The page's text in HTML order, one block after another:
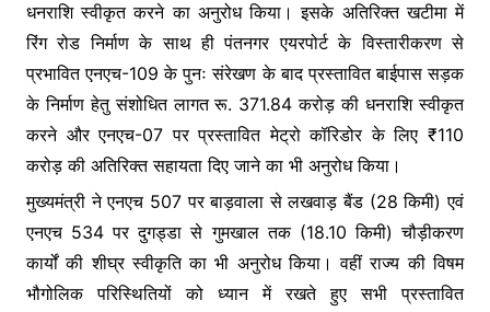
धनराशि स्वीकृत करने का अनुरोध किया। इसके अतिरिक्त खटीमा में
रिंग रोड निर्माण के साथ ही पंतनगर एयरपोर्ट के विस्तारीकरण से
प्रभावित एनएच-109 के पुनः संरेखण के बाद प्रस्तावित बाईपास सड़क
के निर्माण हेतु संशोधित लागत रू. 371.84 करोड़ की धनराशि स्वीकृत
करने और एनएच-07 पर प्रस्तावित मेट्रो कॉरिडोर के लिए ₹110
करोड़ की अतिरिक्त सहायता दिए जाने का भी अनुरोध किया।
मुख्यमंत्री ने एनएच 507 पर बाड़वाला से लखवाड़ बैंड (28 किमी) एवं
एनएच 534 पर दुगड्डा से गुमखाल तक (18.10 किमी) चौड़ीकरण
कार्यों की शीघ्र स्वीकृति का भी अनुरोध किया। वहीं राज्य की विषम
भौगोलिक परिस्थितियों को ध्यान में रखते हुए सभी प्रस्तावित